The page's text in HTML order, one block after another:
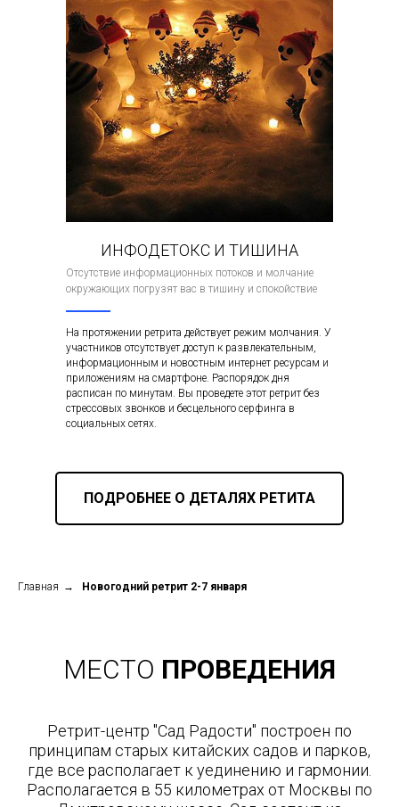
ИНФОДЕТОКС И ТИШИНА
Отсутствие информационных потоков и молчание
окружающих погрузят вас в тишину и спокойствие
На протяжении ретрита действует режим молчания. У
участников отсутствует доступ к развлекательным,
информационным и новостным интернет ресурсам и
приложениям на смартфоне. Распорядок дня
расписан по минутам. Вы проведете этот ретрит без
стрессовых звонков и бесцельного серфинга в
социальных сетях.
ПОДРОБНЕЕ О ДЕТАЛЯХ РЕТИТА
Главная → Новогодний ретрит 2-7 января
МЕСТО ПРОВЕДЕНИЯ
Ретрит-центр "Сад Радости" построен по
принципам старых китайских садов и парков,
где все располагает к уединению и гармонии.
Располагается в 55 километрах от Москвы по